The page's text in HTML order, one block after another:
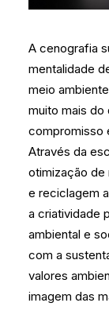
A cenografia
mentalidade
meio
muito mais do
compromisso
Através da
otimização de
e reciclagem
a criatividade
ambiental e
com a
valores
imagem das